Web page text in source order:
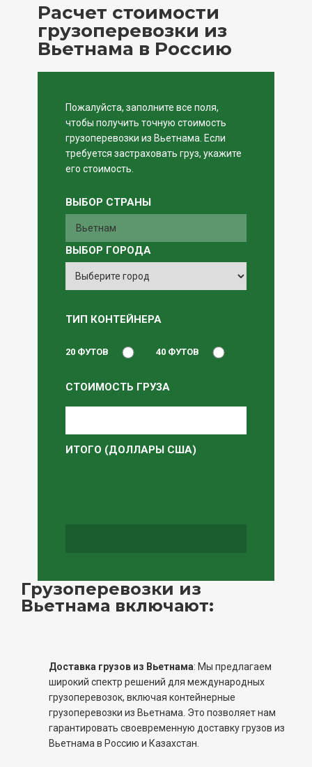
Расчет стоимости
грузоперевозки из
Вьетнама в Россию
Пожалуйста, заполните все поля,
чтобы получить точную стоимость
грузоперевозки из Вьетнама. Если
требуется застраховать груз, укажите
его стоимость.
ВЫБОР СТРАНЫ
ВЫБОР ГОРОДА
ТИП КОНТЕЙНЕРА
20 ФУТОВ 40 ФУТОВ
СТОИМОСТЬ ГРУЗА
ИТОГО (ДОЛЛАРЫ США)
Грузоперевозки из
Вьетнама включают:
Доставка грузов из Вьетнама: Мы предлагаем
широкий спектр решений для международных
грузоперевозок, включая контейнерные
грузоперевозки из Вьетнама. Это позволяет нам
гарантировать своевременную доставку грузов из
Вьетнама в Россию и Казахстан.